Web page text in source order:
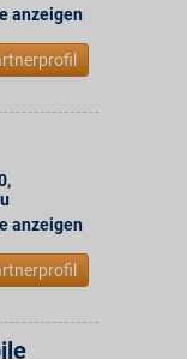
anzeigen
,
anzeigen